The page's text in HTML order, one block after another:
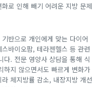
로 인해 빼기 어려운 지방 문제
반으로 개인에게 맞는 다이어
바이오팜, 테라젠헬스 등 관련
다. 전문 영양사 상담을 통해 식
하지 않으면서도 빠르게 변화가
체지방률 감소, 내장지방 개선